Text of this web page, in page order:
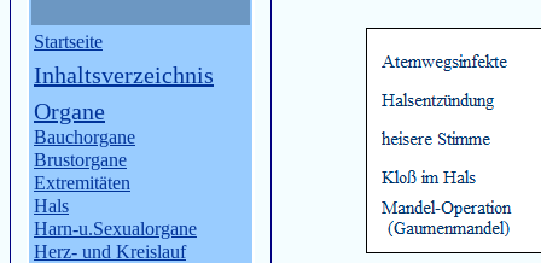
Startseite
Inhaltsverzeichnis
Organe
Bauchorgane
Brustorgane
Extremitäten
Hals
Harn-u.Sexualorgane
Herz- und Kreislauf